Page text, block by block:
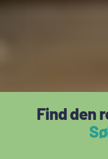
Find den